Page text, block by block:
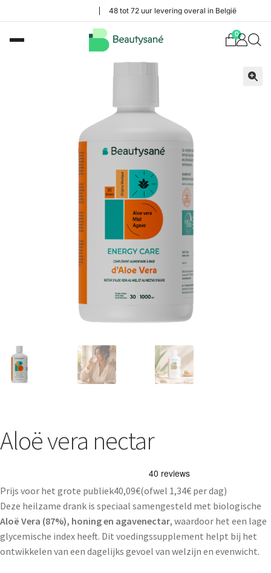
48 tot 72 uur levering overal in België
0
Aloë vera nectar
Prijs voor het grote publiek40,09€(ofwel 1,34€ per dag)
Deze heilzame drank is speciaal samengesteld met biologische
Aloë Vera (87%), honing en agavenectar, waardoor het een lage
glycemische index heeft. Dit voedingssupplement helpt bij het
ontwikkelen van een dagelijks gevoel van welzijn en evenwicht.